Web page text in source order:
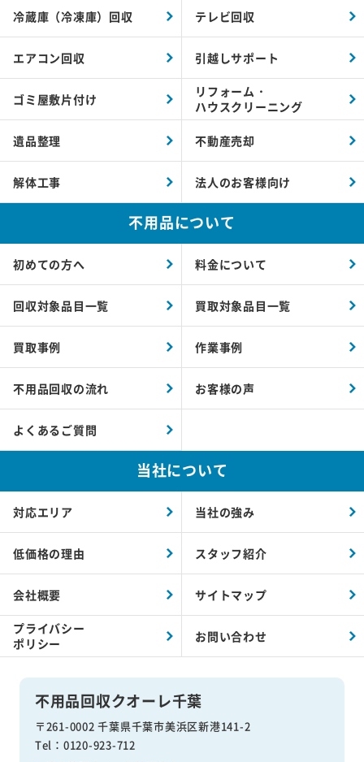
不用品回収クオーレ千葉
〒261-0002 千葉県千葉市美浜区新港141-2
Tel：0120-923-712
冷蔵庫（冷凍庫）回収 テレビ回収
エアコン回収 引越しサポート
ゴミ屋敷片付け
リフォーム・
ハウスクリーニング
遺品整理 不動産売却
解体工事 法人のお客様向け
不用品について
初めての方へ 料金について
回収対象品目一覧 買取対象品目一覧
買取事例 作業事例
不用品回収の流れ お客様の声
よくあるご質問
当社について
対応エリア 当社の強み
低価格の理由 スタッフ紹介
会社概要 サイトマップ
プライバシー
ポリシー
お問い合わせ